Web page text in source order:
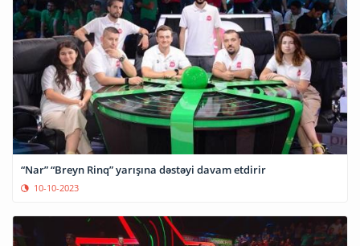
“Nar” “Breyn Rinq” yarışına dəstəyi davam etdirir
10-10-2023